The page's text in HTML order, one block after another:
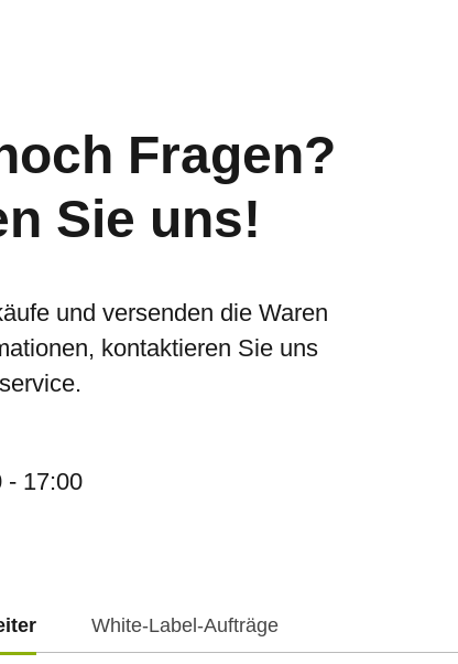
Fragen?
Sie uns!
und versenden die Waren
kontaktieren Sie uns
- 17:00
White-Label-Aufträge